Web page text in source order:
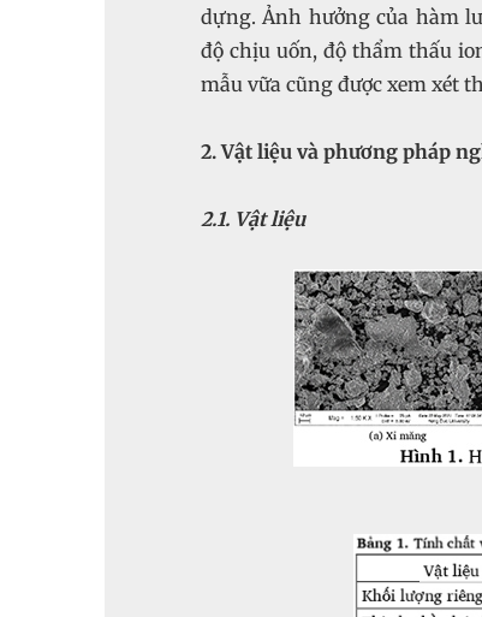
dựng. Ảnh hưởng của hàm
độ chịu uốn, độ thẩm thấu
mẫu vữa cũng được xem xét
2. Vật liệu và phương pháp
2.1. Vật liệu